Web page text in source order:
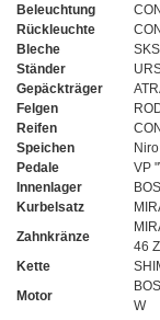
Beleuchtung
Rückleuchte
Bleche
Ständer
Gepäckträger
Felgen
Reifen
Speichen
Niro
Pedale
VP
Innenlager
Kurbelsatz
Zahnkränze
46
Kette
Motor
W